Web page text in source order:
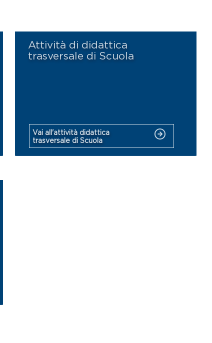
Attività di didattica
trasversale di Scuola
Vai all'attività didattica
trasversale di Scuola